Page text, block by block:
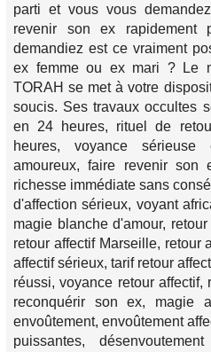
parti et vous vous
revenir son ex rapidement
demandiez est ce vraiment
ex femme ou ex mari ? Le
TORAH se met à votre
soucis. Ses travaux occultes
en 24 heures, rituel de
heures, voyance sérieuse
amoureux, faire revenir son
richesse immédiate sans
d'affection sérieux, voyant
magie blanche d'amour,
retour affectif Marseille, retour
affectif sérieux, tarif retour
réussi, voyance retour affectif,
reconquérir son ex, magie
envoûtement, envoûtement
puissantes,